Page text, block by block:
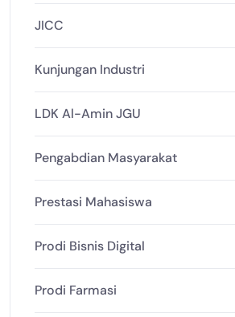
JICC
Kunjungan Industri
LDK Al-Amin JGU
Pengabdian Masyarakat
Prestasi Mahasiswa
Prodi Bisnis Digital
Prodi Farmasi